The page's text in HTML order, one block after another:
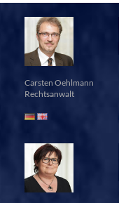
Carsten Oehlmann
Rechtsanwalt